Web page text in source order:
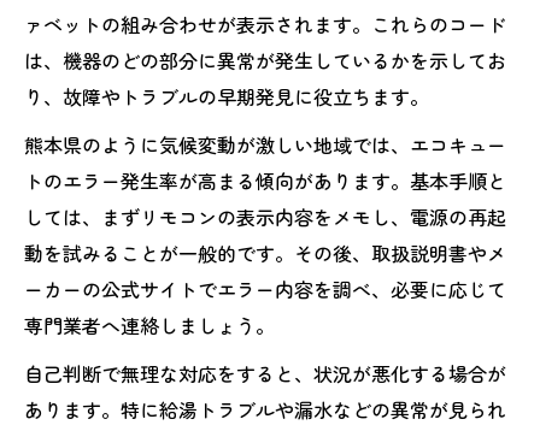
ァベットの組み合わせが表示されます。これらのコード
は、機器のどの部分に異常が発生しているかを示してお
り、故障やトラブルの早期発見に役立ちます。
熊本県のように気候変動が激しい地域では、エコキュー
トのエラー発生率が高まる傾向があります。基本手順と
しては、まずリモコンの表示内容をメモし、電源の再起
動を試みることが一般的です。その後、取扱説明書やメ
ーカーの公式サイトでエラー内容を調べ、必要に応じて
専門業者へ連絡しましょう。
自己判断で無理な対応をすると、状況が悪化する場合が
あります。特に給湯トラブルや漏水などの異常が見られ